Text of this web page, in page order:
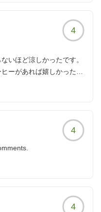
4
いほど涼しかったです。
ーがあれば嬉しかったで
4
4